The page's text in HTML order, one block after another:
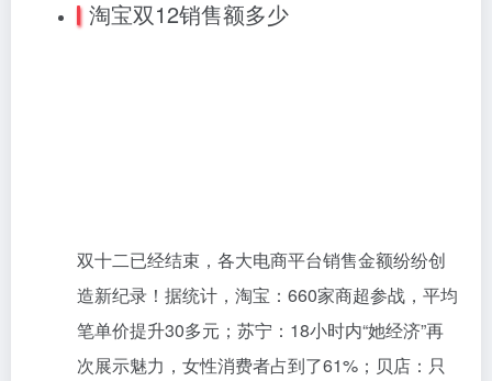
淘宝双12销售额多少
双十二已经结束，各大电商平台销售金额纷纷创
造新纪录！据统计，淘宝：660家商超参战，平均
笔单价提升30多元；苏宁：18小时内“她经济”再
次展示魅力，女性消费者占到了61%；贝店：只